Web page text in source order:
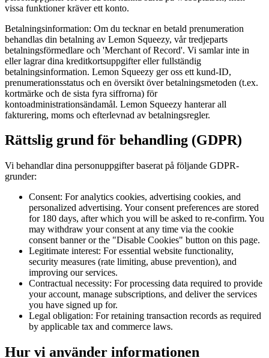
vissa funktioner kräver ett konto.
Betalningsinformation: Om du tecknar en betald prenumeration
behandlas din betalning av Lemon Squeezy, vår tredjeparts
betalningsförmedlare och 'Merchant of Record'. Vi samlar inte in
eller lagrar dina kreditkortsuppgifter eller fullständig
betalningsinformation. Lemon Squeezy ger oss ett kund-ID,
prenumerationsstatus och en översikt över betalningsmetoden (t.ex.
kortmärke och de sista fyra siffrorna) för
kontoadministrationsändamål. Lemon Squeezy hanterar all
fakturering, moms och efterlevnad av betalningsregler.
Rättslig grund för behandling (GDPR)
Vi behandlar dina personuppgifter baserat på följande GDPR-
grunder:
Consent: For analytics cookies, advertising cookies, and
personalized advertising. Your consent preferences are stored
for 180 days, after which you will be asked to re-confirm. You
may withdraw your consent at any time via the cookie
consent banner or the "Disable Cookies" button on this page.
Legitimate interest: For essential website functionality,
security measures (rate limiting, abuse prevention), and
improving our services.
Contractual necessity: For processing data required to provide
your account, manage subscriptions, and deliver the services
you have signed up for.
Legal obligation: For retaining transaction records as required
by applicable tax and commerce laws.
Hur vi använder informationen